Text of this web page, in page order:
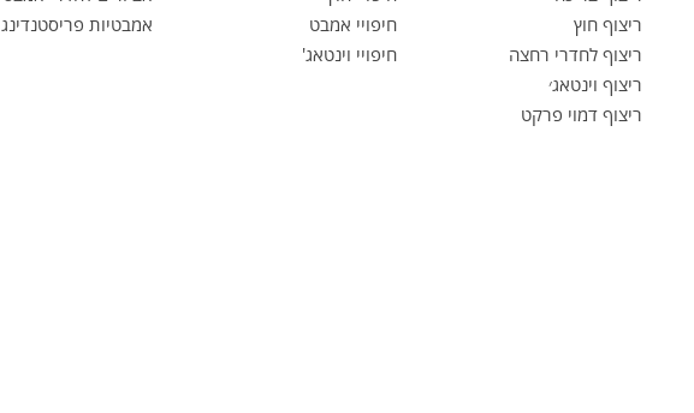
ריצוף חוץ
ריצוף לחדרי רחצה
ריצוף וינטאג׳
ריצוף דמוי פרקט
חיפויי אמבט
חיפויי וינטאג'
אמבטיות פריסטנדינג